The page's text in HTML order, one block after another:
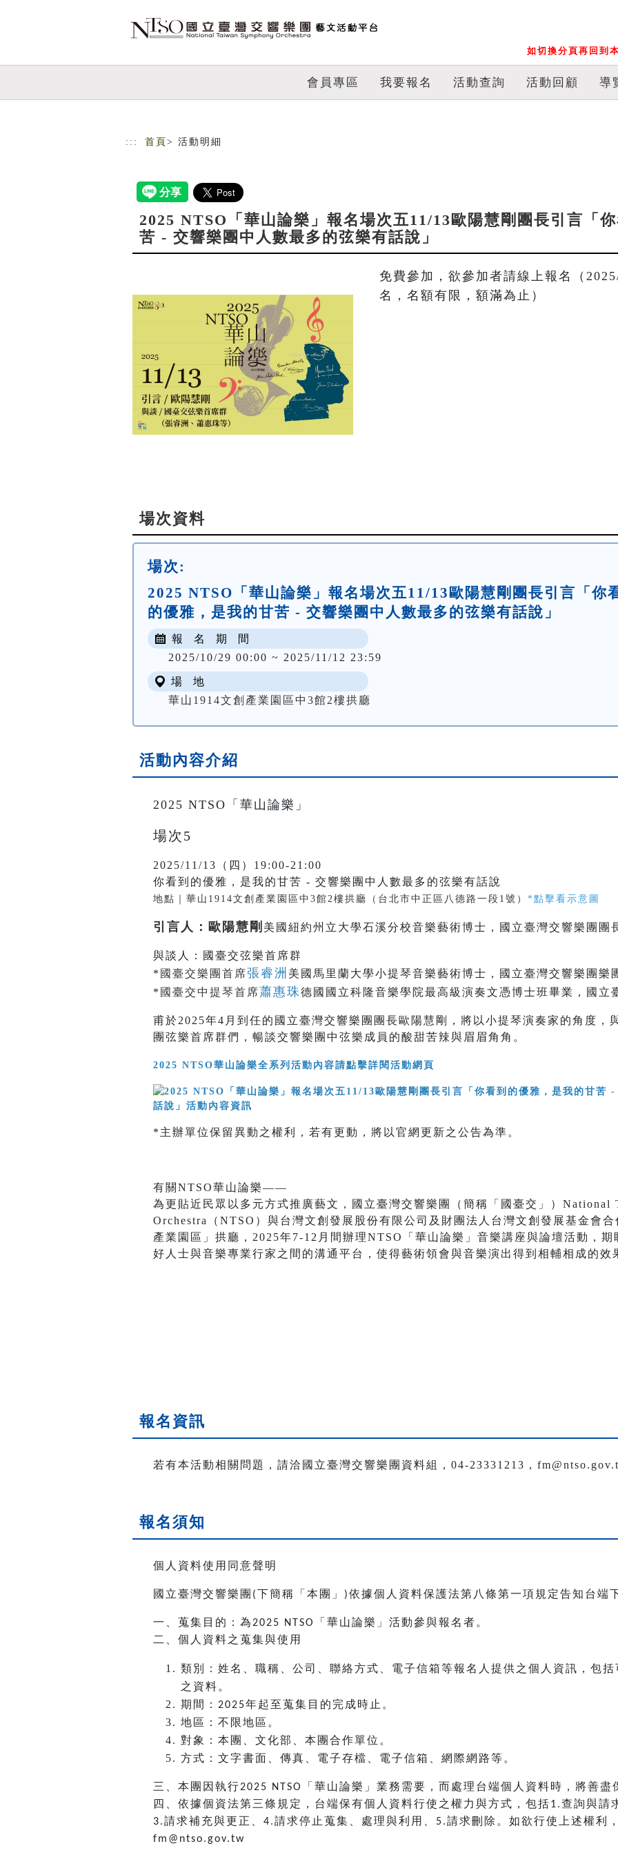
如切換分頁再回到
會員專區 我要報名 活動查詢 活動回顧 導
::: 首頁 > 活動明細
2025 NTSO「華山論樂」報名場次五11/13歐陽慧剛團長引言「
苦 - 交響樂團中人數最多的弦樂有話說」
免費參加，欲參加者請線上報名（
名，名額有限，額滿為止）
場次資料
場次:
2025 NTSO「華山論樂」報名場次五11/13歐陽慧剛團長引言「你
的優雅，是我的甘苦 - 交響樂團中人數最多的弦樂有話說」
報 名 期 間
2025/10/29 00:00 ~ 2025/11/12 23:59
場 地
華山1914文創產業園區中3館2樓拱廳
活動內容介紹
2025 NTSO「華山論樂」
場次5
2025/11/13（四）19:00-21:00
你看到的優雅，是我的甘苦 - 交響樂團中人數最多的弦樂有話說
地點｜華山1914文創產業園區中3館2樓拱廳（台北市中正區八德路一段1號） *點擊看示意圖
引言人：歐陽慧剛 美國紐約州立大學石溪分校音樂藝術博士，國立臺灣交響樂團團
與談人：國臺交弦樂首席群
* 國臺交樂團首席張睿洲 美國馬里蘭大學小提琴音樂藝術博士，國立臺灣交響樂團樂
* 國臺交中提琴首席蕭惠珠德國國立科隆音樂學院最高級演奏文憑博士班畢業，國立
甫於2025年4月到任的國立臺灣交響樂團團長歐陽慧剛，將以小提琴演奏家的角度，
團弦樂首席群們，暢談交響樂團中弦樂成員的酸甜苦辣與眉眉角角。
2025 NTSO華山論樂全系列活動內容請點擊詳閱活動網頁
*主辦單位保留異動之權利，若有更動，將以官網更新之公告為準。
有關NTSO華山論樂——
為更貼近民眾以多元方式推廣藝文，國立臺灣交響樂團（簡稱「國臺交」）National
Orchestra（NTSO）與台灣文創發展股份有限公司及財團法人台灣文創發展基金會
產業園區」拱廳，2025年7-12月間辦理NTSO「華山論樂」音樂講座與論壇活動，
好人士與音樂專業行家之間的溝通平台，使得藝術領會與音樂演出得到相輔相成的效
報名資訊
若有本活動相關問題，請洽國立臺灣交響樂團資料組，04-23331213，
報名須知
個人資料使用同意聲明
國立臺灣交響樂團 (下簡稱「本團」 )依據個人資料保護法第八條第一項規定告知台端
一、蒐集目的：為2025 NTSO
「華山論樂」活動參與報名者。
二、個人資料之蒐集與使用
類別：姓名、職稱、公司、聯絡方式、電子信箱等報名人提供之個人資訊，包
之資料。
期間： 2025年起至蒐集目的完成時止。
地區：不限地區。
對象：本團、文化部、本團合作單位。
方式：文字書面、傳真、電子存檔、電子信箱、網際網路等。
三、本團因執行2025 NTSO
「華山論樂」業務需要，而處理台端個人資料時，將善
四、依據個資法第三條規定，台端保有個人資料行使之權力與方式，包括1.查詢與請
3.請求補充與更正、 4.請求停止蒐集、處理與利用、 5.請求刪除。如欲行使上述權利
fm@ntso.gov.tw